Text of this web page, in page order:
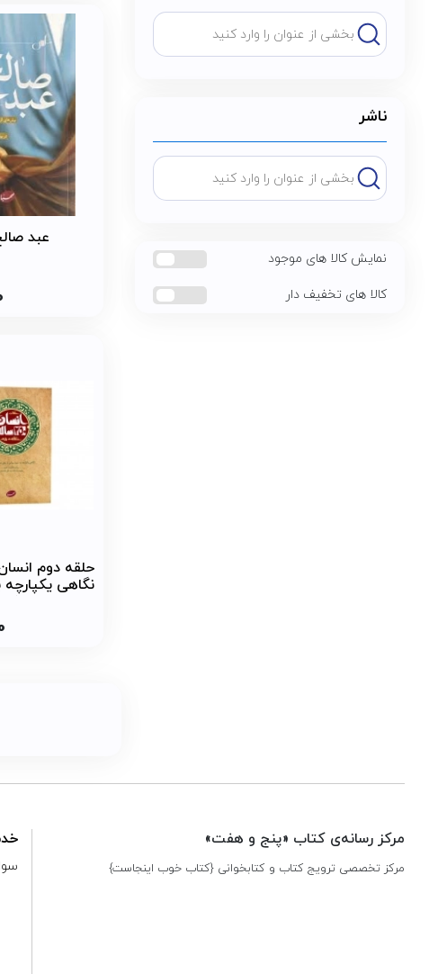
ناشر
نمایش کالا های موجود
کالا های تخفیف دار
عبد
نگاهی
مرکز رسانه‌ی کتاب «پنج و هفت»
مرکز تخصصی ترویج کتاب و کتابخوانی {کتاب خوب اینجاست}